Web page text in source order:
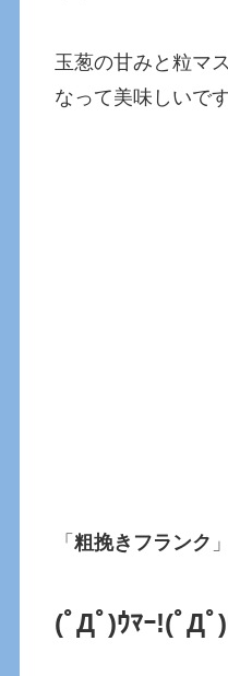
玉葱の甘みと粒マ
なって美味しいで
「粗挽きフランク
(ﾟДﾟ)ｳﾏｰ!(ﾟДﾟ